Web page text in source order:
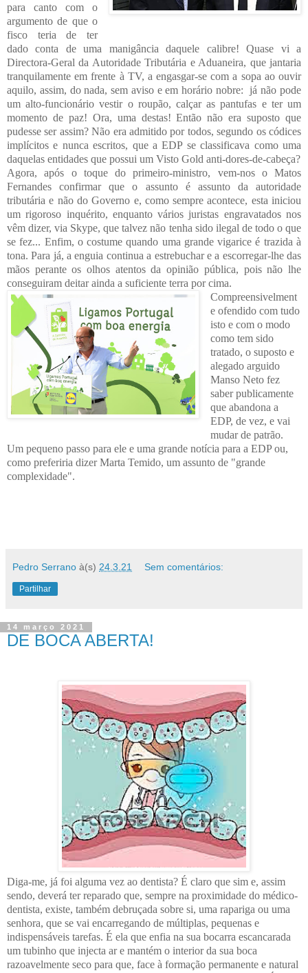
para canto com o
argumento de que o
fisco teria de ter
dado conta de uma manigância daquele calibre! Quase vi a
Directora-Geral da Autoridade Tributária e Aduaneira, que jantaria
tranquilamente em frente à TV, a engasgar-se com a sopa ao ouvir
aquilo, assim, do nada, sem aviso e em horário nobre: já não pode
um alto-funcionário vestir o roupão, calçar as pantufas e ter um
momento de paz! Ora, uma destas! Então não era suposto que
pudesse ser assim? Não era admitido por todos, segundo os códices
implícitos e nunca escritos, que a EDP se classificava como uma
daquelas entidades que possui um Visto Gold anti-dores-de-cabeça?
Agora, após o toque do primeiro-ministro, vem-nos o Matos
Fernandes confirmar que o assunto é assunto da autoridade
tributária e não do Governo e, como sempre acontece, esta iniciou
um rigoroso inquérito, enquanto vários juristas engravatados nos
vêm dizer, via Skype, que talvez não tenha sido ilegal de todo o que
se fez... Enfim, o costume quando uma grande vigarice é trazida à
tona. Para já, a enguia continua a estrebuchar e a escorregar-lhe das
mãos perante os olhos atentos da opinião pública, pois não lhe
conseguiram deitar ainda a suficiente terra por cima.
Compreensivelment
e ofendido com tudo
isto e com o modo
como tem sido
tratado, o suposto e
alegado arguido
Manso Neto fez
saber publicamente
que abandona a
EDP, de vez, e vai
mudar de patrão.
Um pequeno passo para ele e uma grande notícia para a EDP ou,
como preferiria dizer Marta Temido, um assunto de "grande
complexidade".
Pedro Serrano à(s) 24.3.21 Sem comentários:
Partilhar
14 março 2021
DE BOCA ABERTA!
Diga-me, já foi alguma vez ao dentista? É claro que sim e, assim
sendo, deverá ter reparado que, sempre na proximidade do médico-
dentista, existe, também debruçada sobre si, uma rapariga ou uma
senhora, que se vai encarregando de múltiplas, pequenas e
indispensáveis tarefas. É ela que enfia na sua bocarra escancarada
um tubinho que injecta ar e mantém o interior da sua boca
razoavelmente seco para que, face à formação permanente e natural